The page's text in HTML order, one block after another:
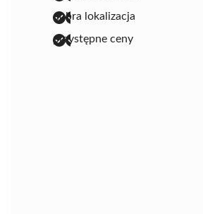
dobra lokalizacja
przystępne ceny